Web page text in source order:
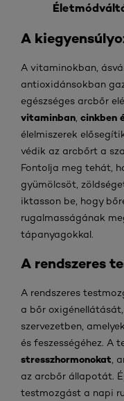
A
A vitaminokban,
antioxidánsokban
egészséges arcbőr
vitaminban cinkben
élelmiszerek
védik az arcbőrt a
Fontolja meg tehát,
gyümölcsöt,
iktasson be, hogy
rugalmasságának
tápanyagokkal.
A rendszeres
A rendszeres
a bőr
szervezetben,
és feszességéhez. A
stresszhormonokat ,
az arcbőr állapotát.
testmozgást a napi